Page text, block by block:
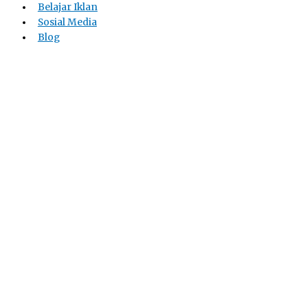
Belajar Iklan
Sosial Media
Blog